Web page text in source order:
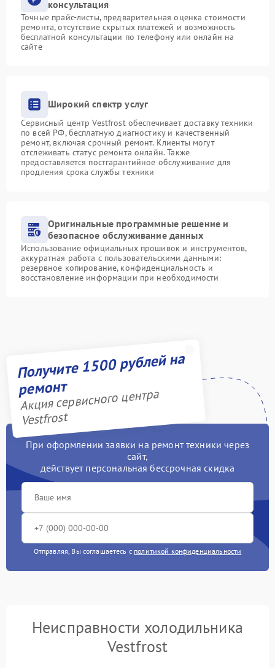
консультация
Точные прайс-листы, предварительная оценка стоимости
ремонта, отсутствие скрытых платежей и возможность
бесплатной консультации по телефону или онлайн на
сайте
Широкий спектр услуг
Сервисный центр Vestfrost обеспечивает доставку техники
по всей РФ, бесплатную диагностику и качественный
ремонт, включая срочный ремонт. Клиенты могут
отслеживать статус ремонта онлайн. Также
предоставляется постгарантийное обслуживание для
продления срока службы техники
Оригинальные программные решение и
безопасное обслуживание данных
Использование официальных прошивок и инструментов,
аккуратная работа с пользовательскими данными:
резервное копирование, конфиденциальность и
восстановление информации при необходимости
Получите 1500 рублей на
ремонт
Акция сервисного центра
Vestfrost
При оформлении заявки на ремонт техники через
сайт,
действует персональная бессрочная скидка
Отправляя, Вы соглашаетесь с политикой конфиденциальности
Неисправности холодильника
Vestfrost